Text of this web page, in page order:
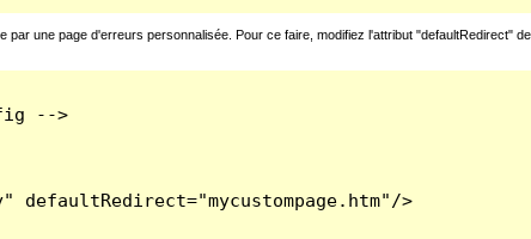
une page d'erreurs personnalisée. Pour ce faire, modifiez l'attribut "defaultRedirect"
-->
defaultRedirect="mycustompage.htm"/>